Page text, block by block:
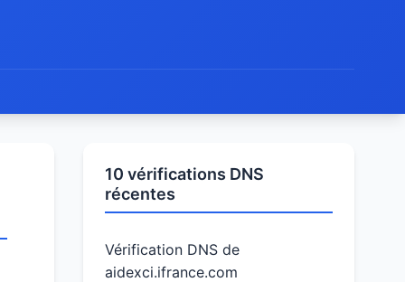
10 vérifications DNS
récentes
Vérification DNS de
aidexci.ifrance.com